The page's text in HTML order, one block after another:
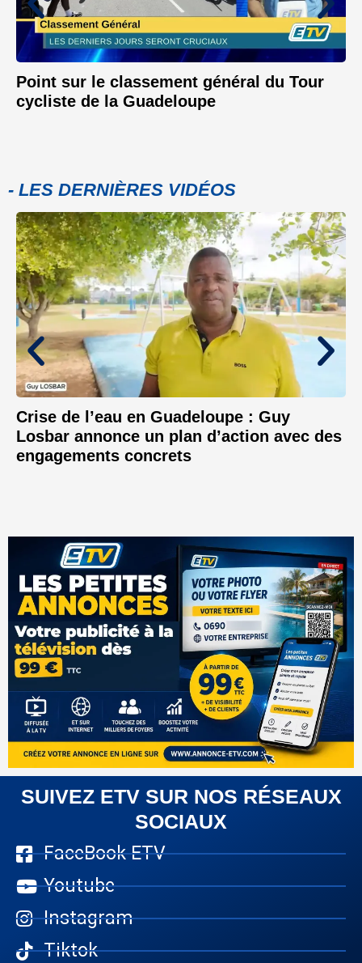
Point sur le classement général du Tour
cycliste de la Guadeloupe
- LES DERNIÈRES VIDÉOS
Crise de l’eau en Guadeloupe : Guy
Losbar annonce un plan d’action avec des
engagements concrets
SUIVEZ ETV SUR NOS RÉSEAUX
SOCIAUX
FaceBook ETV
Youtube
Instagram
Tiktok